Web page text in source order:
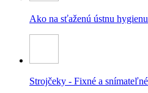
Ako na sťaženú ústnu
Strojčeky - Fixné a